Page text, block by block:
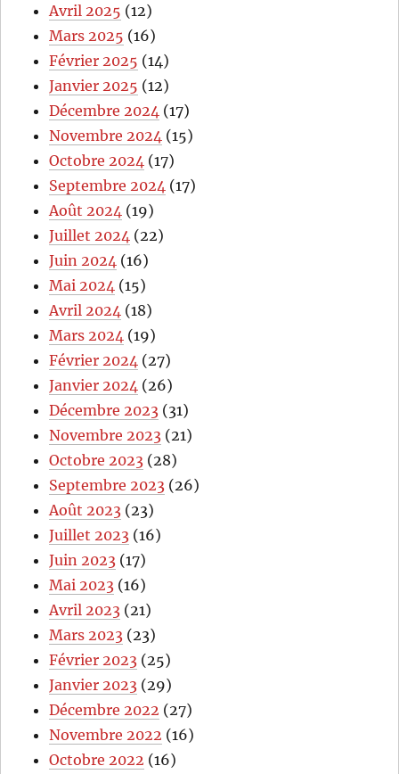
Avril 2025 (12)
Mars 2025 (16)
Février 2025 (14)
Janvier 2025 (12)
Décembre 2024 (17)
Novembre 2024 (15)
Octobre 2024 (17)
Septembre 2024 (17)
Août 2024 (19)
Juillet 2024 (22)
Juin 2024 (16)
Mai 2024 (15)
Avril 2024 (18)
Mars 2024 (19)
Février 2024 (27)
Janvier 2024 (26)
Décembre 2023 (31)
Novembre 2023 (21)
Octobre 2023 (28)
Septembre 2023 (26)
Août 2023 (23)
Juillet 2023 (16)
Juin 2023 (17)
Mai 2023 (16)
Avril 2023 (21)
Mars 2023 (23)
Février 2023 (25)
Janvier 2023 (29)
Décembre 2022 (27)
Novembre 2022 (16)
Octobre 2022 (16)